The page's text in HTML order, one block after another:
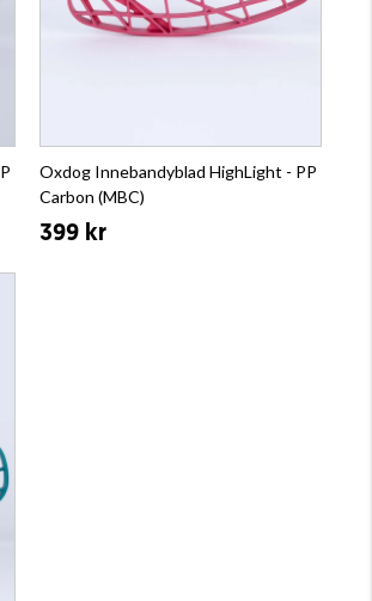
Oxdog Innebandyblad HighLight - PP
Carbon (MBC)
399 kr